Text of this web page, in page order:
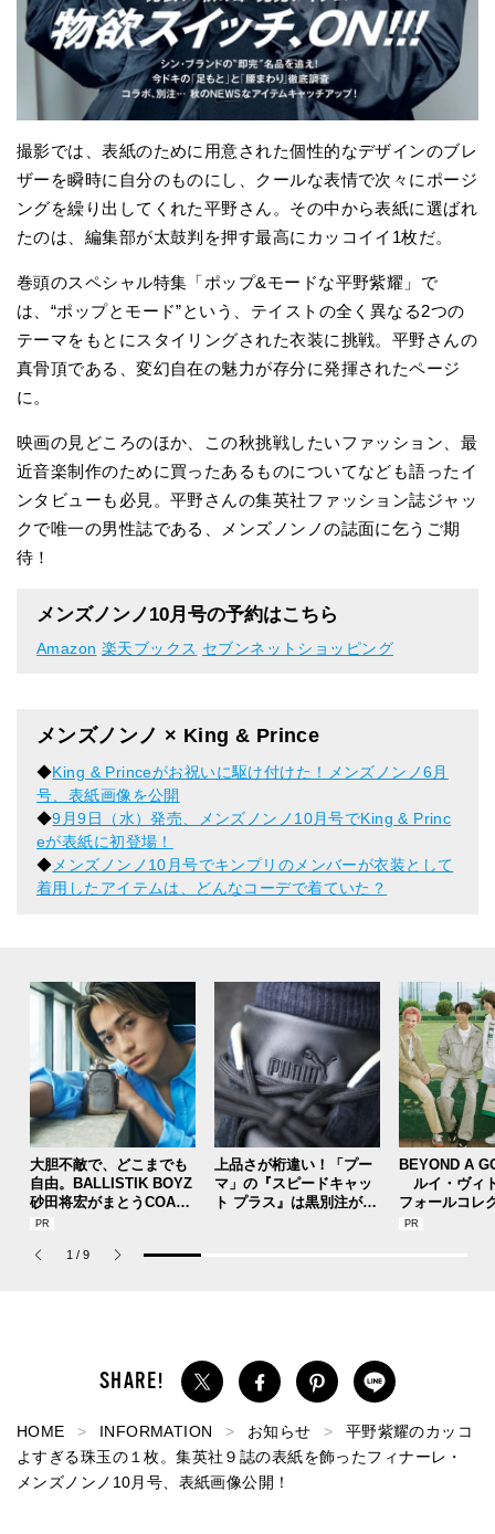
撮影では、表紙のために用意された個性的なデザインのブレ
ザーを瞬時に自分のものにし、クールな表情で次々にポージ
ングを繰り出してくれた平野さん。その中から表紙に選ばれ
たのは、編集部が太鼓判を押す最高にカッコイイ1枚だ。
巻頭のスペシャル特集「ポップ&モードな平野紫耀」で
は、“ポップとモード”という、テイストの全く異なる2つの
テーマをもとにスタイリングされた衣装に挑戦。平野さんの
真骨頂である、変幻自在の魅力が存分に発揮されたページ
に。
映画の見どころのほか、この秋挑戦したいファッション、最
近音楽制作のために買ったあるものについてなども語ったイ
ンタビューも必見。平野さんの集英社ファッション誌ジャッ
クで唯一の男性誌である、メンズノンノの誌面に乞うご期
待！
メンズノンノ10月号の予約はこちら
Amazon 楽天ブックス セブンネットショッピング
メンズノンノ × King & Prince
◆King & Princeがお祝いに駆け付けた！メンズノンノ6月
号、表紙画像を公開
◆9月9日（水）発売、メンズノンノ10月号でKing & Princ
eが表紙に初登場！
◆ メンズノンノ10月号でキンプリのメンバーが衣装として
着用したアイテムは、どんなコーデで着ていた？
大胆不敵で、どこまでも
自由。BALLISTIK BOYZ
砂田将宏がまとうCOACH
の新作フレグランス「コ
パルファム」
上品さが桁違い！「プー
マ」の『スピードキャッ
ト プラス』は黒別注が狙
BEYOND A
ルイ・ヴィ
フォールコレ
描くプレッピ
1 / 9
HOME INFORMATION お知らせ
平野紫耀のカッコ
よすぎる珠玉の１枚。集英社９誌の表紙を飾ったフィナーレ・
メンズノンノ10月号、表紙画像公開！